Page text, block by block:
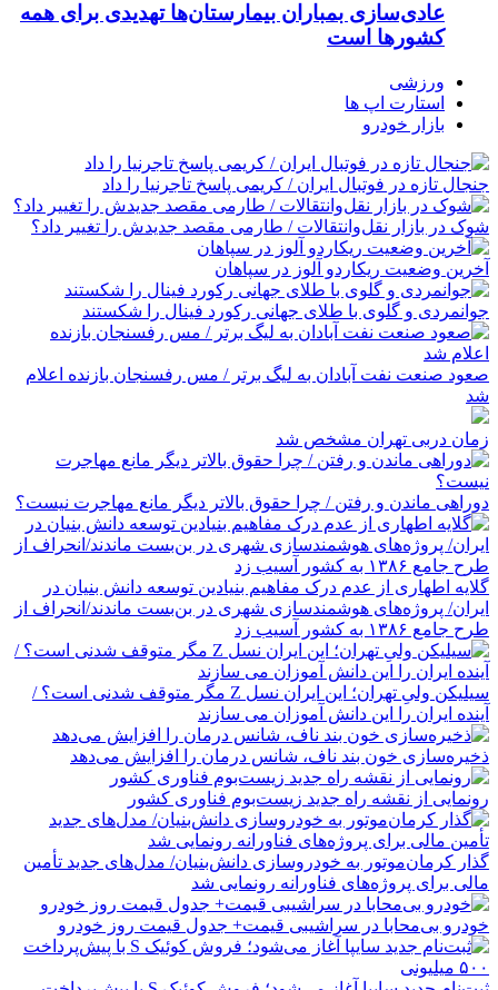
عادی‌سازی بمباران بیمارستان‌ها تهدیدی برای همه
کشورها است
ورزشی
استارت اپ ها
بازار خودرو
جنجال تازه در فوتبال ایران / کریمی پاسخ تاجرنیا را داد
شوک در بازار نقل‌وانتقالات / طارمی مقصد جدیدش را تغییر داد؟
آخرین وضعیت ریکاردو آلوز در سپاهان
جوانمردی و گلوی با طلای جهانی رکورد فینال را شکستند
صعود صنعت نفت آبادان به لیگ برتر / مس رفسنجان بازنده اعلام
شد
زمان دربی تهران مشخص شد
دوراهی ماندن و رفتن / چرا حقوق بالاتر دیگر مانع مهاجرت نیست؟
گلایه اطهاری از عدم درک مفاهیم بنیادین توسعه دانش بنیان در
ایران/ پروژه‌های هوشمندسازی شهری در بن‌بست ماندند/انحراف از
طرح جامع ۱۳۸۶ به کشور آسیب زد
سیلیکن ولیِ تهران؛ این ایران نسل Z مگر متوقف شدنی است؟ /
آینده ایران را این دانش آموزان می سازند
ذخیره‌سازی خون بند ناف، شانس درمان را افزایش می‌دهد
رونمایی از نقشه راه جدید زیست‌بوم فناوری کشور
گذار کرمان‌موتور به خودروسازی دانش‌بنیان/ مدل‌های جدید تأمین
مالی برای پروژه‌های فناورانه رونمایی شد
خودرو بی‌محابا در سراشیبی قیمت+ جدول قیمت روز خودرو